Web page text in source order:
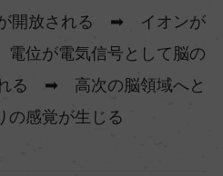
が開放される ➡ イオンが
位が電気信号として脳の
れる ➡ 高次の脳領域へと
感覚が生じる